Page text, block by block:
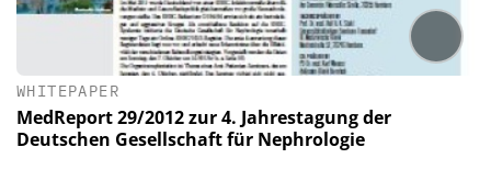
WHITEPAPER
MedReport 29/2012 zur 4. Jahrestagung der
Deutschen Gesellschaft für Nephrologie